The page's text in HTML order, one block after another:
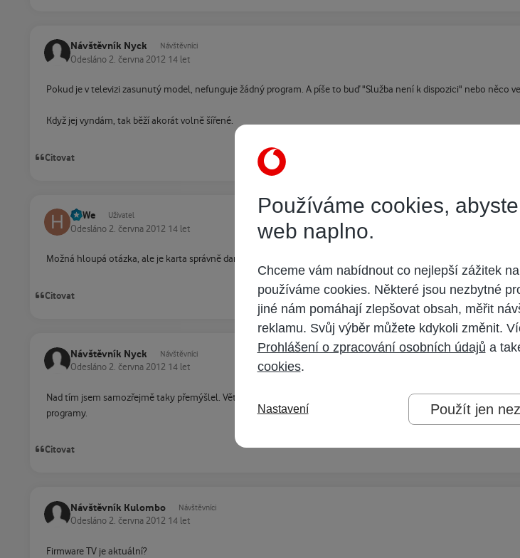
Návštěvník Nyck Návštěvníci
Odesláno 2. června 2012 14 let
Pokud je v televizi zasunutý model, nefunguje žádný program. A píše to buď "Služba není k dispozici" nebo něco
Když jej vyndám, tak běží akorát volně šířené.
Citovat
HaWe Uživatel
Odesláno 2. června 2012 14 let
Možná hloupá otázka, ale je karta správně daná do modulu a to celé správně zasunuto ?
Citovat
Návštěvník Nyck Návštěvníci
Odesláno 2. června 2012 14 let
Nad tím jsem samozřejmě taky přemýšlel. Většinou to bývá právě nějaká blbost, kvůli které to nefunguje. Ale v
programy.
Citovat
Návštěvník Kulombo Návštěvníci
Odesláno 2. června 2012 14 let
Firmware TV je aktuální?
Používáme cookies,
web naplno.
Chceme vám nabídnout co nejlepší zážitek
používáme cookies. Některé jsou nezbytné
jiné nám pomáhají zlepšovat obsah, měřit
reklamu. Svůj výběr můžete kdykoli změnit.
Prohlášení o zpracování osobních údajů a
cookies.
Použít jen
Nastavení